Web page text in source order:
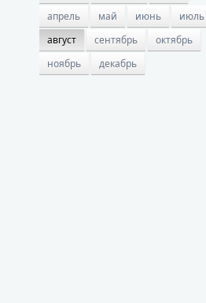
апрель
май июнь
июль
август
сентябрь
октябрь
ноябрь
декабрь